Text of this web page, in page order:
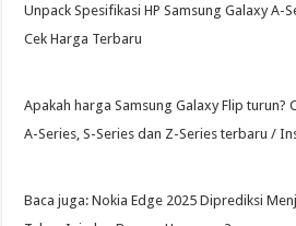
Unpack Spesifikasi HP Samsung Galaxy A-
Cek Harga Terbaru
Apakah harga Samsung Galaxy Flip turun?
A-Series, S-Series dan Z-Series terbaru /
Baca juga: Nokia Edge 2025 Diprediksi